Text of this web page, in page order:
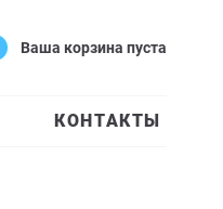
Ваша корзина пуста
КОНТАКТЫ